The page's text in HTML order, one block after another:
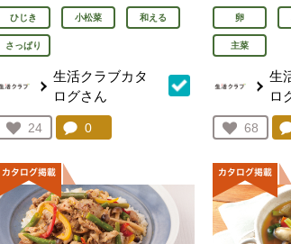
ひじき 小松菜 和える
さっぱり
生活クラブカタ
ログさん
お気に入り登録：
24
人が登録
コメント：
0
卵
主菜
生
ロ
お気に
68
人が